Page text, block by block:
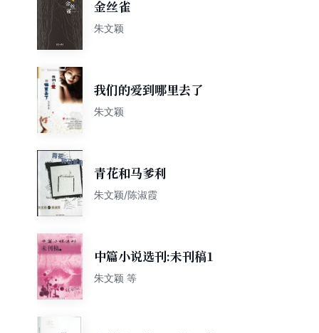
金丝雀
朱文颖
我们的爱到哪里去了
朱文颖
青花和马爹利
朱文颖/陈淑霞
中篇小说选刊:未刊稿1
朱文颖 等